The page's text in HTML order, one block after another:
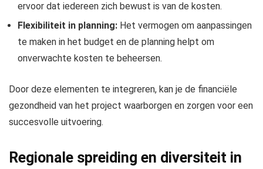
ervoor dat iedereen zich bewust is van de kosten.
Flexibiliteit in planning: Het vermogen om aanpassingen
te maken in het budget en de planning helpt om
onverwachte kosten te beheersen.
Door deze elementen te integreren, kan je de financiële
gezondheid van het project waarborgen en zorgen voor een
succesvolle uitvoering.
Regionale spreiding en diversiteit in